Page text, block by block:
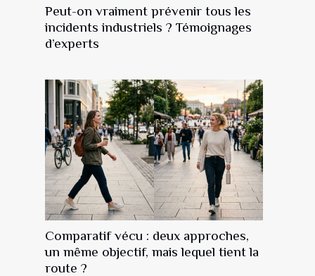
Peut-on vraiment prévenir tous les
incidents industriels ? Témoignages
d’experts
Comparatif vécu : deux approches,
un même objectif, mais lequel tient la
route ?